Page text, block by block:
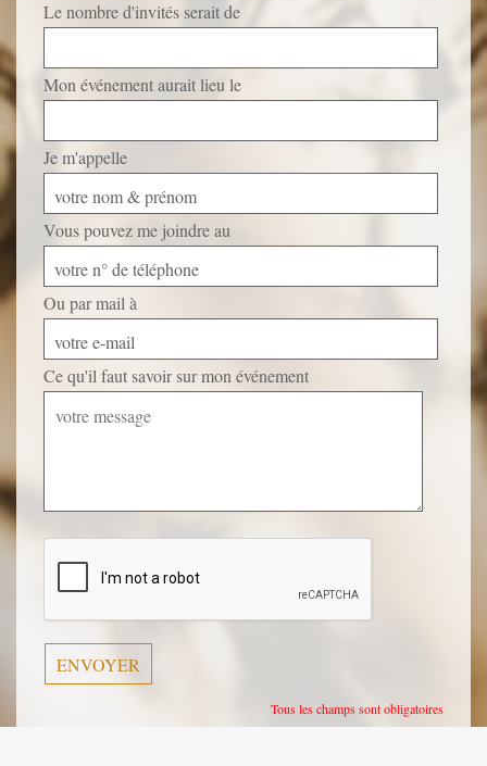
Le nombre d'invités serait de
Mon événement aurait lieu le
Je m'appelle
votre nom & prénom
Vous pouvez me joindre au
votre n° de téléphone
Ou par mail à
votre e-mail
Ce qu'il faut savoir sur mon événement
champ
vide.
Tous les champs sont obligatoires